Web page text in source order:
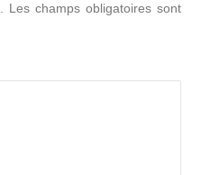
Les champs obligatoires sont